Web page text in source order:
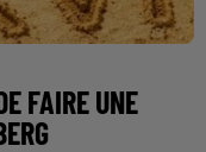
FAIRE UNE